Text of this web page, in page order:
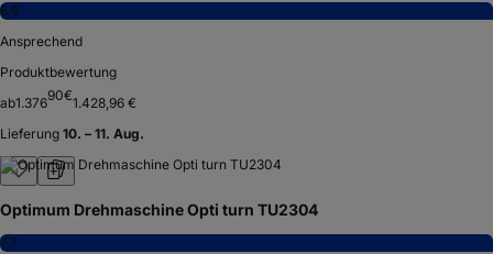
6,9
Ansprechend
Produktbewertung
ab1.37690€1.428,96 €
Lieferung 10. – 11. Aug.
Optimum Drehmaschine Opti turn TU2304
7,7